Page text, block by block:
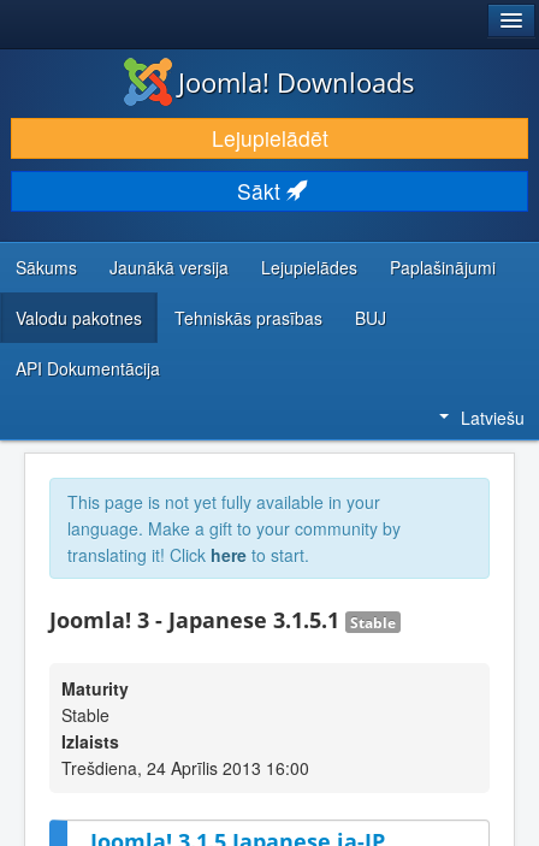
LEJUPIELĀDĒT UN PAPLAŠINĀT
ATKLĀJ UN IEMĀCIES
KOPIENA UN ATBALSTS
IZSTRĀDĀTĀJU RESURSI
Joomla! Downloads
Lejupielādēt
Sākt
Sākums Jaunākā versija Lejupielādes Paplašinājumi
Valodu pakotnes Tehniskās prasības BUJ
API Dokumentācija
Latviešu
This page is not yet fully available in your
language. Make a gift to your community by
translating it! Click here to start.
Joomla! 3 - Japanese 3.1.5.1 Stable
Maturity
Stable
Izlaists
Trešdiena, 24 Aprīlis 2013 16:00